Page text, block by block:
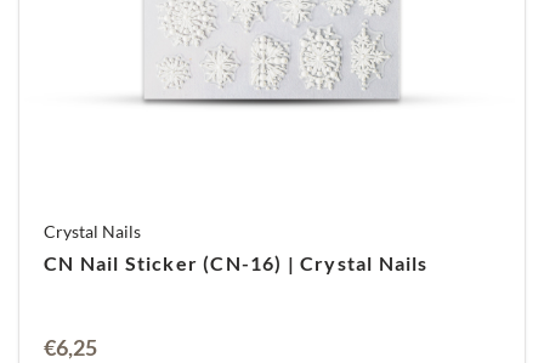
Crystal Nails
CN Nail Sticker (CN-16) | Crystal Nails
€6,25